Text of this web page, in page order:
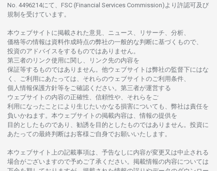
No. 4496214にて、FSC (Financial Services Commission)より 許認可及び
規制を受けています。
本ウェブサイトに掲載さ れた意見、ニュース、リサーチ、分析、
価格等の情報は資料作成時点の弊社の一般的な判断に基づくもので、
投資のアドバイスをするものではありません。
第三者の リンク使用に関し、 リンク先の内容を
保証等するものではありません。 他ウェブサイトは弊社の監督下にはな
く、
ご利用に あたっては、 それらのウェブサイトの ご利用条件、
個人情報保護方針等を ご確認ください。 第三者が運営する
ウェブサイトの内容の正確性、信頼性や、それらをご
利用になったことにより 生じたいかなる損害についても、 弊社は責任を
負いかね ます。 本ウェブサイトの掲載内容は、 情報の提供を
目的としたものであり、 勧誘を 目的としたものではありません。 投資に
あたっての最終判断はお客様ご自身でお願いいたします。
本ウェブサイト 上の記載事項は、 予告なしに 内容が変更又は中止さ れる
場合がございますので予めご了承ください。 掲載情報の内容については